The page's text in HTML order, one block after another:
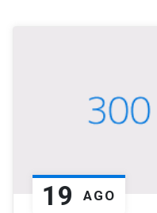
19 AGO